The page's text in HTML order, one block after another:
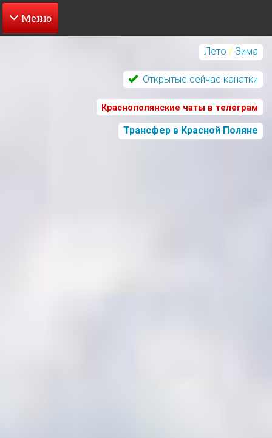
Перейти
Лето / Зима
Открытые сейчас канатки
Краснополянские чаты в телеграм
Трансфер в Красной Поляне